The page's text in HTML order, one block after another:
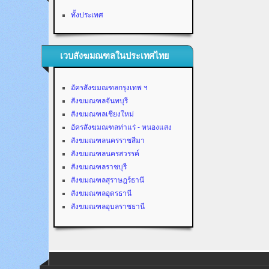
ทั้งประเทศ
เวบสังฆมณฑลในประเทศไทย
อัครสังฆมณฑลกรุงเทพ ฯ
สังฆมณฑลจันทบุรี
สังฆมณฑลเชียงใหม่
อัครสังฆมณฑลท่าแร่ - หนองแสง
สังฆมณฑลนครราชสีมา
สังฆมณฑลนครสวรรค์
สังฆมณฑลราชบุรี
สังฆมณฑลสุราษฎร์ธานี
สังฆมณฑลอุดรธานี
สังฆมณฑลอุบลราชธานี